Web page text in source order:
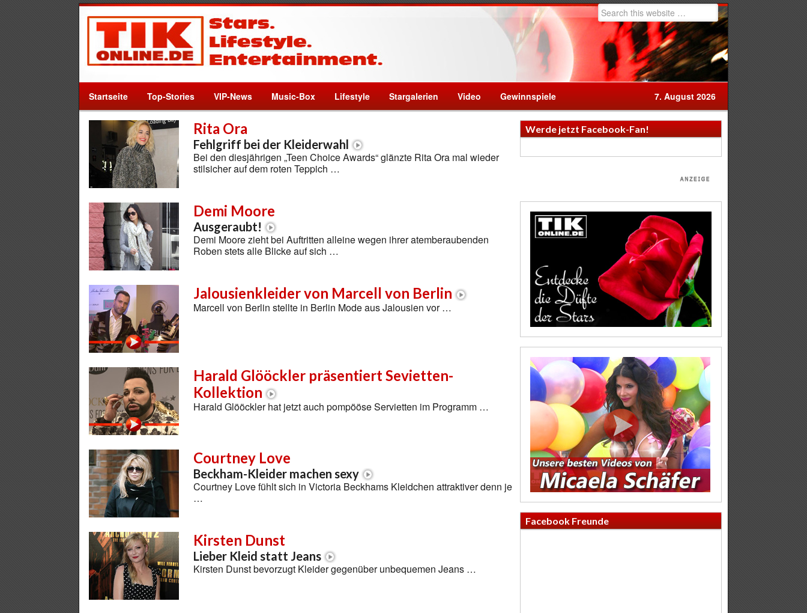
Startseite Top-Stories VIP-News Music-Box Lifestyle Stargalerien Video Gewinnspiele 7. August 2026
Rita Ora
Fehlgriff bei der Kleiderwahl
Bei den diesjährigen „Teen Choice Awards“ glänzte Rita Ora mal wieder
stilsicher auf dem roten Teppich …
Demi Moore
Ausgeraubt!
Demi Moore zieht bei Auftritten alleine wegen ihrer atemberaubenden
Roben stets alle Blicke auf sich …
Jalousienkleider von Marcell von Berlin
Marcell von Berlin stellte in Berlin Mode aus Jalousien vor …
Harald Glööckler präsentiert Sevietten-
Kollektion
Harald Glööckler hat jetzt auch pompööse Servietten im Programm …
Courtney Love
Beckham-Kleider machen sexy
Courtney Love fühlt sich in Victoria Beckhams Kleidchen attraktiver denn je
…
Kirsten Dunst
Lieber Kleid statt Jeans
Kirsten Dunst bevorzugt Kleider gegenüber unbequemen Jeans …
Werde jetzt Facebook-Fan!
Facebook Freunde